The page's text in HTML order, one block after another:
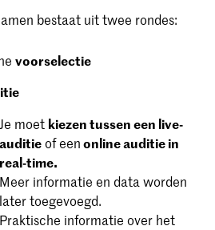
bestaat uit twee rondes:
voorselectie
Je moet kiezen tussen een live-
auditieof eenonline auditie in
real-time.
Meer informatie en data worden
later toegevoegd.
Praktische informatie over het